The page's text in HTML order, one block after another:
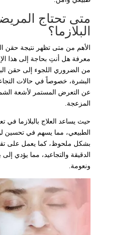
متى تحتاج
البلازما؟
الأهم من متى تظهر نتيجة حقن
معرفة هل أنتِ بحاجة إلى هذا
من الضروري اللجوء إلى حقن
البشرة، خصوصاً في حالات
عن التعرض المستمر لأشعة
المزعجة.
حيث يساعد العلاج بالبلازما في
الطبيعي، مما يسهم في تحسين
بشكل ملحوظ، كما يعمل على
الدقيقة والتجاعيد، مما يؤدي
ونعومة.